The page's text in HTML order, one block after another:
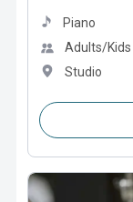
Piano
Adults/Kids
Studio